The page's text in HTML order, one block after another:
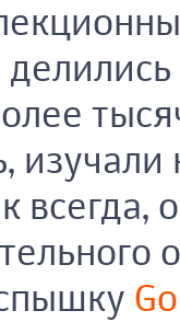
всегда,